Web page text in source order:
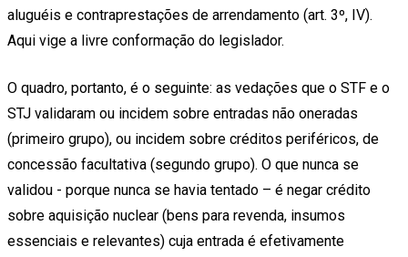
aluguéis e contraprestações de arrendamento (art. 3º, IV).
Aqui vige a livre conformação do legislador.
O quadro, portanto, é o seguinte: as vedações que o STF e o
STJ validaram ou incidem sobre entradas não oneradas
(primeiro grupo), ou incidem sobre créditos periféricos, de
concessão facultativa (segundo grupo). O que nunca se
validou - porque nunca se havia tentado – é negar crédito
sobre aquisição nuclear (bens para revenda, insumos
essenciais e relevantes) cuja entrada é efetivamente